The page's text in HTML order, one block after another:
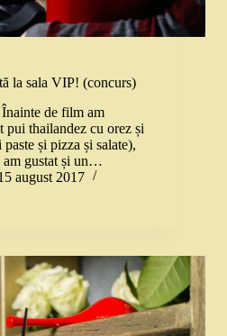
la sala VIP! (concurs)
de film am
pui thailandez cu orez și
și pizza și salate),
am gustat și un…
august 2017